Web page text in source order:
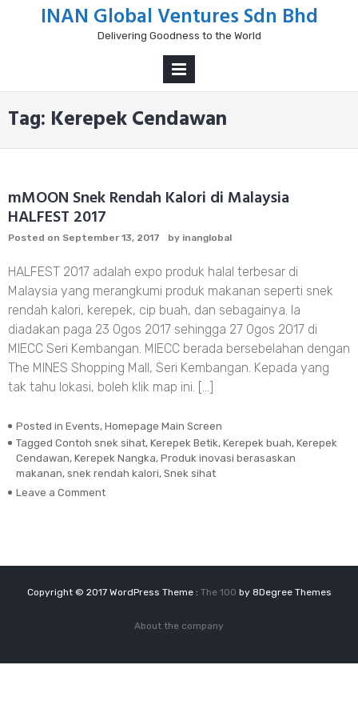
INAN Global Ventures Sdn Bhd
Delivering Goodness to the World
Tag: Kerepek Cendawan
mMOON Snek Rendah Kalori di Malaysia
HALFEST 2017
Posted on September 13, 2017 by inanglobal
HALFEST 2017 adalah expo produk halal terbesar di
Malaysia yang merangkumi produk makanan seperti snek
rendah kalori, kerepek, cip buah, dan sebagainya. Ia
diadakan paga 23 Ogos 2017 sehingga 27 Ogos 2017 di
MIECC Seri Kembangan. MIECC berada bersebelahan dengan
The MINES Shopping Mall, Seri Kembangan. Kepada yang
tak tahu lokasi, boleh klik map ini. […]
Posted in Events, Homepage Main Screen
Tagged Contoh snek sihat, Kerepek Betik, Kerepek buah, Kerepek
Cendawan, Kerepek Nangka, Produk inovasi berasaskan
makanan, snek rendah kalori, Snek sihat
Leave a Comment
di
HALFEST
Copyright © 2017 WordPress Theme : The 100 by 8Degree Themes
About the company